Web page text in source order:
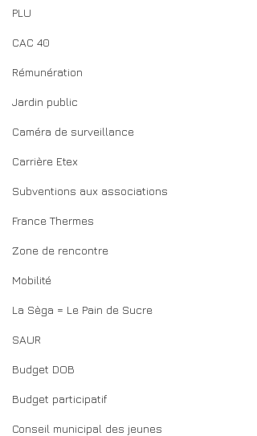
PLU
CAC 40
Rémunération
Jardin public
Caméra de surveillance
Carrière Etex
Subventions aux associations
France Thermes
Zone de rencontre
Mobilité
La Sèga = Le Pain de Sucre
SAUR
Budget DOB
Budget participatif
Conseil municipal des jeunes